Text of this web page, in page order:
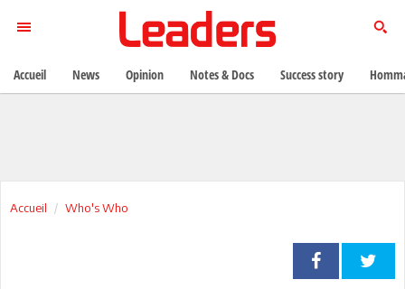
Accueil Who's Who
Accueil News Opinion Notes & Docs Success story